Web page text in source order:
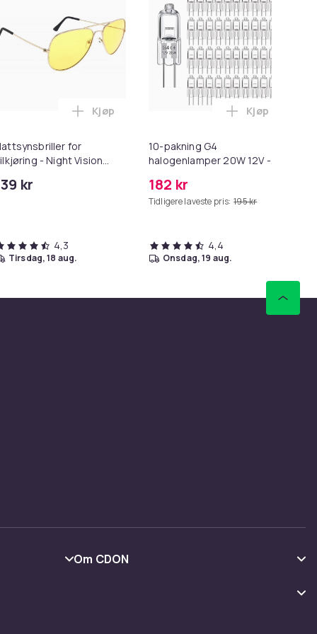
i handlekurven
Batteri, LED, Large i handlekurven
for
- Night Vision
kr
Legg Nattsynsbriller for Bilkjøring - Night
Kjøp
4,3
tirsdag, 18 aug.
10-pakning G4
halogenlamper 20W 12V -
182 kr
Tidligere laveste pris: 195 kr
Legg 10-
Kjøp
4,4
onsdag, 19 aug.
Om CDON